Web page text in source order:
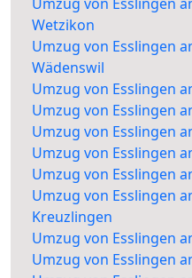
Wetzikon
Umzug von Esslingen
Wädenswil
Umzug von Esslingen
Umzug von Esslingen
Umzug von Esslingen
Umzug von Esslingen
Umzug von Esslingen
Umzug von Esslingen
Kreuzlingen
Umzug von Esslingen
Umzug von Esslingen